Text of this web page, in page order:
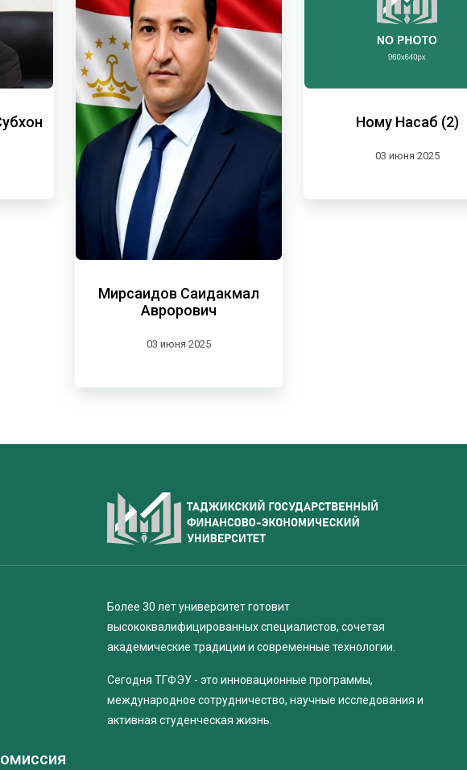
Мирсаидов Саидакмал
Аврорович
03 июня 2025
Ному Насаб (2)
03 июня 2025
Более 30 лет университет готовит
высококвалифицированных специалистов, сочетая
академические традиции и современные технологии.
Сегодня ТГФЭУ - это инновационные программы,
международное сотрудничество, научные исследования и
активная студенческая жизнь.